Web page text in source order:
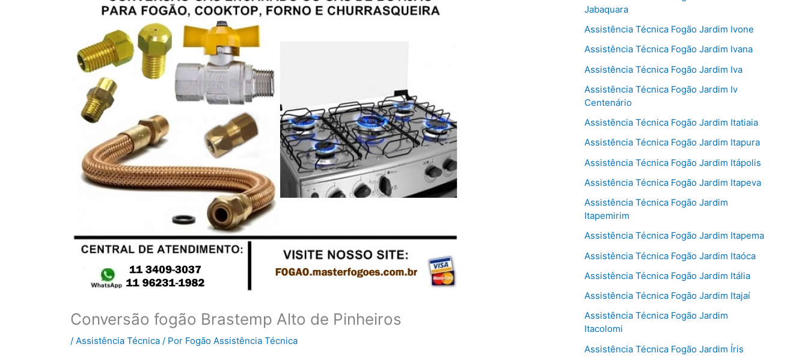
Conversão fogão Brastemp Alto de Pinheiros
/ Assistência Técnica / Por Fogão Assistência Técnica
Jabaquara
Assistência Técnica Fogão Jardim Ivone
Assistência Técnica Fogão Jardim Ivana
Assistência Técnica Fogão Jardim Iva
Assistência Técnica Fogão Jardim Iv
Centenário
Assistência Técnica Fogão Jardim Itatiaia
Assistência Técnica Fogão Jardim Itapura
Assistência Técnica Fogão Jardim Itápolis
Assistência Técnica Fogão Jardim Itapeva
Assistência Técnica Fogão Jardim
Itapemirim
Assistência Técnica Fogão Jardim Itapema
Assistência Técnica Fogão Jardim Itaóca
Assistência Técnica Fogão Jardim Itália
Assistência Técnica Fogão Jardim Itajaí
Assistência Técnica Fogão Jardim
Itacolomi
Assistência Técnica Fogão Jardim Íris